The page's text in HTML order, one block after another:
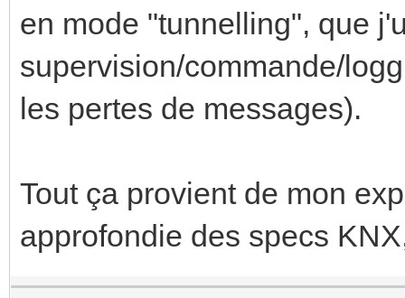
en mode "tunnelling", que
supervision/commande/
les pertes de messages).
Tout ça provient de mon
approfondie des specs